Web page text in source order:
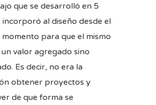
que se desarrolló en 5
incorporó al diseño desde el
para que el mismo
un valor agregado sino
Es decir, no era la
obtener proyectos y
de que forma se